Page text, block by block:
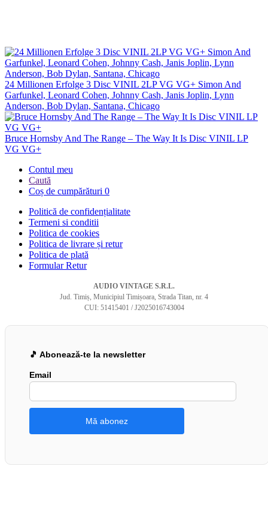
24 Millionen Erfolge 3 Disc VINIL 2LP VG VG+ Simon And
Garfunkel, Leonard Cohen, Johnny Cash, Janis Joplin, Lynn
Anderson, Bob Dylan, Santana, Chicago
Bruce Hornsby And The Range – The Way It Is Disc VINIL LP
VG VG+
Contul meu
Caută
Coș de cumpărături 0
Politică de confidențialitate
Termeni si conditii
Politica de cookies
Politica de livrare și retur
Politica de plată
Formular Retur
AUDIO VINTAGE S.R.L.
Jud. Timiș, Municipiul Timișoara, Strada Titan, nr. 4
CUI: 51415401 / J2025016743004
🎵 Abonează-te la newsletter
Email